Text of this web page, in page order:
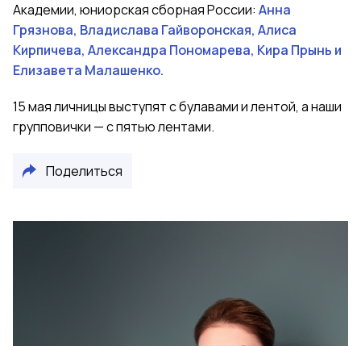
Академии, юниорская сборная России: Анна
Грязнова, Владислава Гайворонская, Алиса
Кирпичева, Александра Пономарева, Кира Прынь и
Елизавета Малашенко.
15 мая личницы выступят с булавами и лентой, а наши
групповички — с пятью лентами.
Поделиться